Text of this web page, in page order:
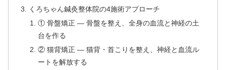
くろちゃん鍼灸整体院の4施術アプローチ
① 骨盤矯正 — 骨盤を整え、全身の血流と神経の土
台を作る
② 猫背矯正 — 猫背・首こりを整え、神経と血流ル
ートを解放する